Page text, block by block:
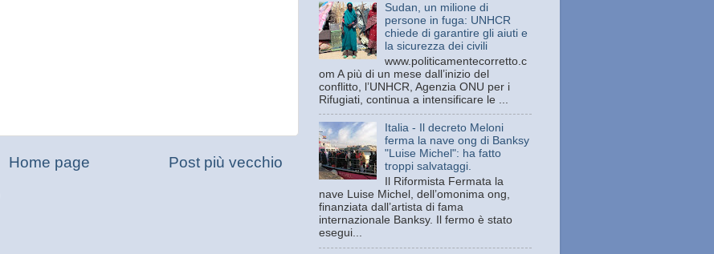
Post più vecchio
Home page
Sudan, un milione di
persone in fuga: UNHCR
chiede di garantire gli aiuti e
la sicurezza dei civili
www.politicamentecorretto.c
om A più di un mese dall’inizio del
conflitto, l’UNHCR, Agenzia ONU per i
Rifugiati, continua a intensificare le ...
Italia - Il decreto Meloni
ferma la nave ong di Banksy
"Luise Michel": ha fatto
troppi salvataggi.
Il Riformista Fermata la
nave Luise Michel, dell’omonima ong,
finanziata dall’artista di fama
internazionale Banksy. Il fermo è stato
esegui...